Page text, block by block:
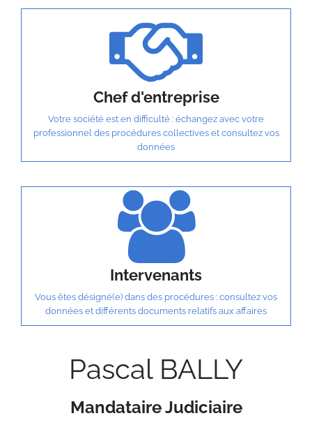
Chef d'entreprise
Votre société est en difficulté : échangez avec votre
professionnel des procédures collectives et consultez vos
données
Intervenants
Vous êtes désigné(e) dans des procédures : consultez vos
données et différents documents relatifs aux affaires
Pascal BALLY
Mandataire Judiciaire